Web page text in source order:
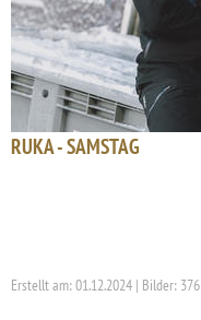
RUKA - SAMSTAG
Erstellt am: 01.12.2024 | Bilder: 376